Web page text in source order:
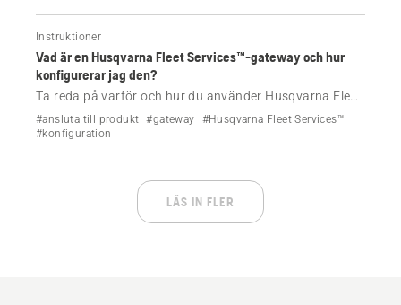
Instruktioner
Vad är en Husqvarna Fleet Services™-gateway och hur
konfigurerar jag den?
Ta reda på varför och hur du använder Husqvarna Fleet
Services™ gateway-app.
#ansluta till produkt #gateway
#Husqvarna Fleet Services™
#konfiguration
LÄS IN FLER